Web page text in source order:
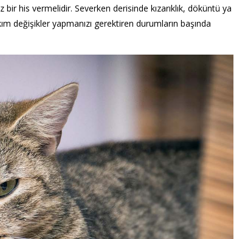
his vermelidir. Severken derisinde kızarıklık, döküntü ya
yapmanızı gerektiren durumların başında